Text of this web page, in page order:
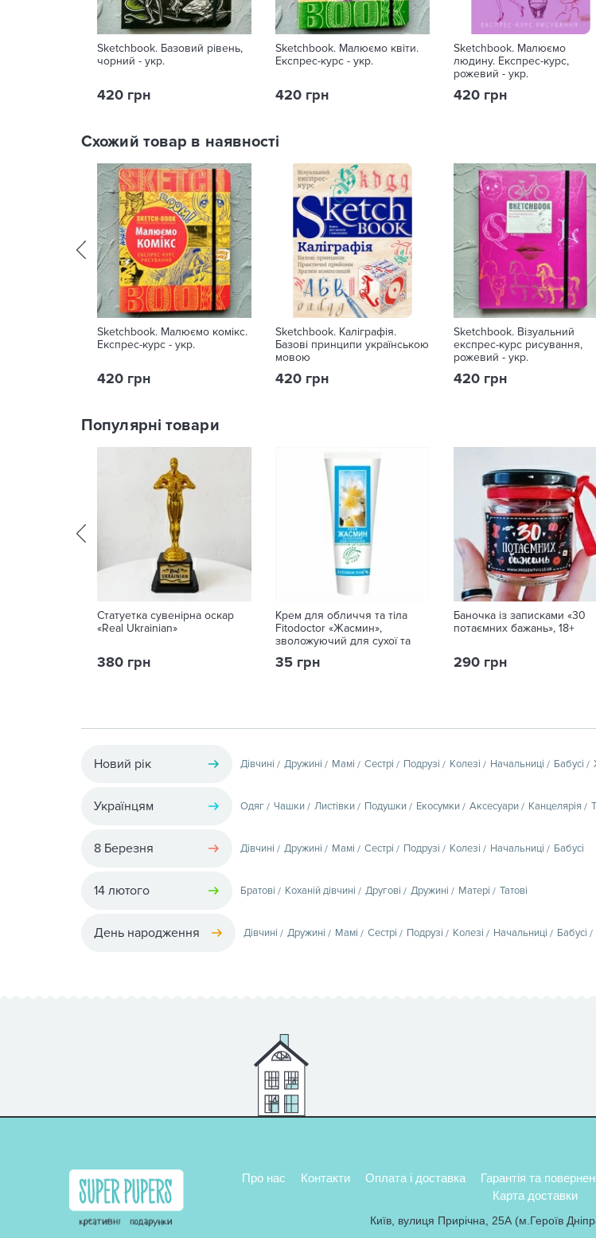
Sketchbook. Базовий рівень,
чорний - укр.
420 грн
Sketchbook. Малюємо квіти.
Експрес-курс - укр.
420 грн
Sketchbook. Малюємо
людину. Експрес-курс,
рожевий - укр.
420 грн
Схожий товар в наявності
Sketchbook. Малюємо комікс.
Експрес-курс - укр.
420 грн
Sketchbook. Каліграфія.
Базові принципи українською
мовою
420 грн
Sketchbook. Візуальний
експрес-курс рисування,
рожевий - укр.
420 грн
Популярні товари
Статуетка сувенірна оскар
«Real Ukrainian»
380 грн
Крем для обличчя та тіла
Fitodoctor «Жасмин»,
зволожуючий для сухої та
35 грн
Баночка із записками «30
потаємних бажань», 18+
290 грн
Новий рік Дівчині Дружині Мамі Сестрі Подрузі Колезі Начальниці Бабусі
Українцям Одяг Чашки Листівки Подушки Екосумки Аксесуари Канцелярія
8 Березня Дівчині Дружині Мамі Сестрі Подрузі Колезі Начальниці Бабусі
14 лютого Братові Коханій дівчині Другові Дружині Матері Татові
День народження Дівчині Дружині Мамі Сестрі Подрузі Колезі Начальниці Бабусі
Про нас Контакти Оплата і доставка Гарантія та
Карта доставки
Київ, вулиця Прирічна, 25А (м.Героїв